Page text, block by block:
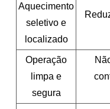
Aquecimento
seletivo e
localizado
Operação
limpa e
segura